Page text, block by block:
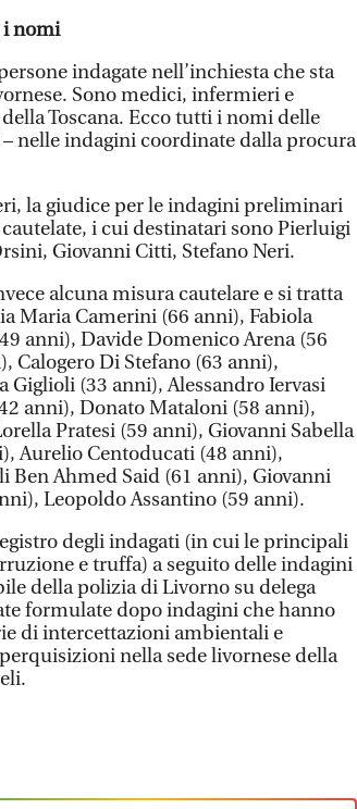
i nomi
indagate nell’inchiesta che sta
Sono medici, infermieri e
Toscana. Ecco tutti i nomi delle
nelle indagini coordinate dalla procura
la giudice per le indagini preliminari
i cui destinatari sono Pierluigi
Giovanni Citti, Stefano Neri.
alcuna misura cautelare e si tratta
Maria Camerini (66 anni), Fabiola
anni), Davide Domenico Arena (56
Calogero Di Stefano (63 anni),
Giglioli (33 anni), Alessandro Iervasi
anni), Donato Mataloni (58 anni),
Pratesi (59 anni), Giovanni Sabella
Aurelio Centoducati (48 anni),
Ben Ahmed Said (61 anni), Giovanni
Leopoldo Assantino (59 anni).
degli indagati (in cui le principali
e truffa) a seguito delle indagini
della polizia di Livorno su delega
formulate dopo indagini che hanno
di intercettazioni ambientali e
nella sede livornese della